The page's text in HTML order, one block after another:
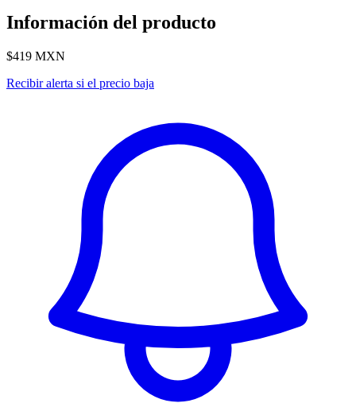
Información del producto
$419 MXN
Recibir alerta si el precio baja